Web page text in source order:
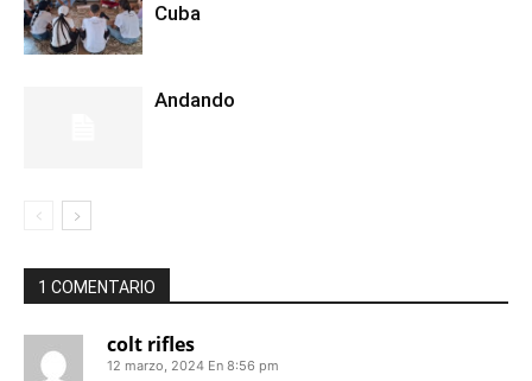
Cuba
Andando
1 COMENTARIO
colt rifles
12 marzo, 2024 En 8:56 pm